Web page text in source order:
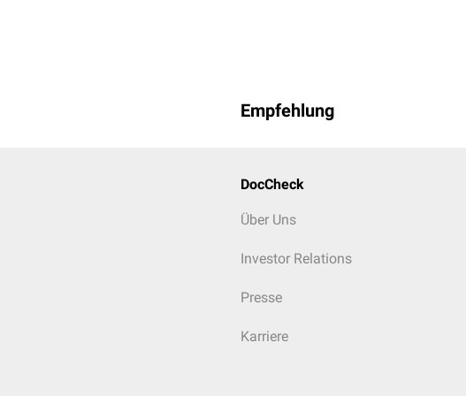
Empfehlung
DocCheck
Über Uns
Investor Relations
Presse
Karriere